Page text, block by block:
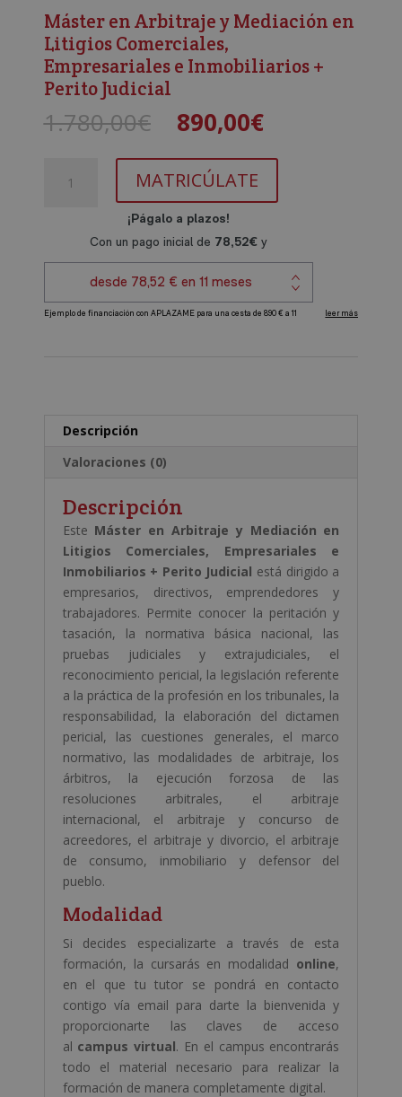
Máster en Arbitraje y Mediación en
Litigios Comerciales,
Empresariales e Inmobiliarios +
Perito Judicial
1.780,00€ El
precio
original
era:
1.780,00€.
890,00€El
precio
actual
890,00€.
Mediación
Comerciales,
Judicial
cantidad
MATRICÚLATE
Descripción
Valoraciones (0)
Descripción
Este Máster en Arbitraje y Mediación en
Litigios Comerciales, Empresariales e
Inmobiliarios + Perito Judicial está dirigido a
empresarios, directivos, emprendedores y
trabajadores. Permite conocer la peritación y
tasación, la normativa básica nacional, las
pruebas judiciales y extrajudiciales, el
reconocimiento pericial, la legislación referente
a la práctica de la profesión en los tribunales, la
responsabilidad, la elaboración del dictamen
pericial, las cuestiones generales, el marco
normativo, las modalidades de arbitraje, los
árbitros, la ejecución forzosa de las
resoluciones arbitrales, el arbitraje
internacional, el arbitraje y concurso de
acreedores, el arbitraje y divorcio, el arbitraje
de consumo, inmobiliario y defensor del
pueblo.
Modalidad
Si decides especializarte a través de esta
formación, la cursarás en modalidad online,
en el que tu tutor se pondrá en contacto
contigo vía email para darte la bienvenida y
proporcionarte las claves de acceso
al campus virtual. En el campus encontrarás
todo el material necesario para realizar la
formación de manera completamente digital.